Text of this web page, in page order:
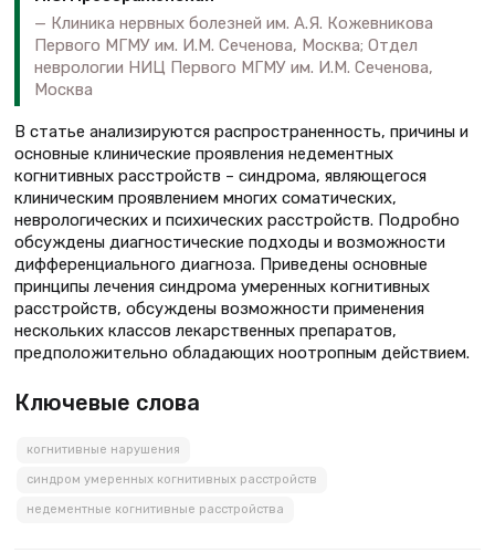
Клиника нервных болезней им. А.Я. Кожевникова
Первого МГМУ им. И.М. Сеченова, Москва; Отдел
неврологии НИЦ Первого МГМУ им. И.М. Сеченова,
Москва
В статье анализируются распространенность, причины и
основные клинические проявления недементных
когнитивных расстройств – синдрома, являющегося
клиническим проявлением многих соматических,
неврологических и психических расстройств. Подробно
обсуждены диагностические подходы и возможности
дифференциального диагноза. Приведены основные
принципы лечения синдрома умеренных когнитивных
расстройств, обсуждены возможности применения
нескольких классов лекарственных препаратов,
предположительно обладающих ноотропным действием.
Ключевые слова
когнитивные нарушения
синдром умеренных когнитивных расстройств
недементные когнитивные расстройства